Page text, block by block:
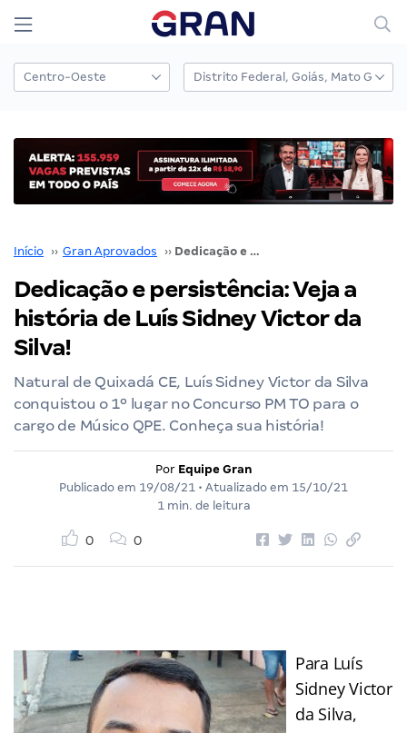
Início ›› Gran Aprovados ›› Dedicação e persistência: Veja a história de Luís Sidney Victor da Silva!
Dedicação e persistência: Veja a
história de Luís Sidney Victor da
Silva!
Natural de Quixadá CE, Luís Sidney Victor da Silva
conquistou o 1º lugar no Concurso PM TO para o
cargo de Músico QPE. Conheça sua história!
Por Equipe Gran
Publicado em 19/08/21 • Atualizado em 15/10/21
1 min. de leitura
0 0
Para Luís
Sidney Victor
da Silva,